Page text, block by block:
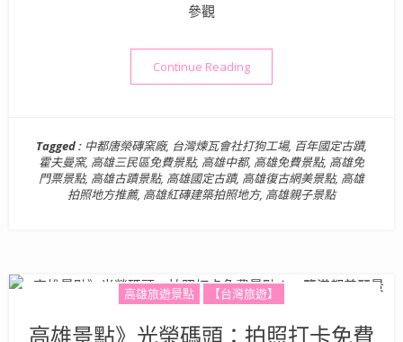
參觀
Continue Reading“高雄景點》免門票！百年國
Tagged : 中都唐榮磚窯廠, 台灣煉瓦會社打狗工場, 百年國定古蹟,
霍夫曼窯, 高雄三民區免費景點, 高雄中都, 高雄免費景點, 高雄免
門票景點, 高雄古蹟景點, 高雄國定古蹟, 高雄復古網美景點, 高雄
拍照地方推薦, 高雄紅磚建築拍照地方, 高雄親子景點
高雄旅遊景點 【台灣旅遊】
高雄景點》光榮碼頭：拍照打卡免費